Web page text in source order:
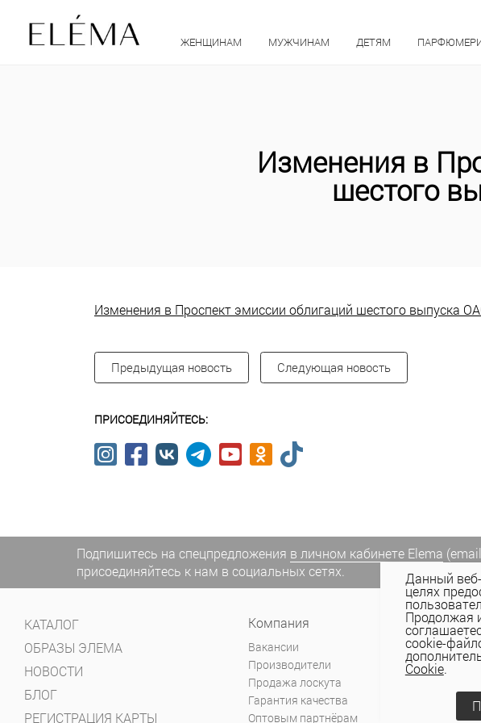
ЖЕНЩИНАМ МУЖЧИНАМ ДЕТЯМ
Изменения в
шестого
Изменения в Проспект эмиссии облигаций шестого выпуска
Предыдущая новость Следующая новость
ПРИСОЕДИНЯЙТЕСЬ:
Подпишитесь на спецпредложения в личном кабинете Elema
присоединяйтесь к нам в социальных сетях.
КАТАЛОГ
ОБРАЗЫ ЭЛЕМА
НОВОСТИ
БЛОГ
РЕГИСТРАЦИЯ КАРТЫ
Компания
Вакансии
Производители
Продажа лоскута
Гарантия качества
Оптовым партнёрам
Данный
целях
Продолжая
cookie-
Cookie.